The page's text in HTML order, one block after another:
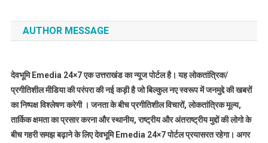
AUTHOR MESSAGE
देवभूमि Emedia 24×7 एक उत्तराखंड का न्यूज पोर्टल है। यह लोकतांत्रिक/
प्रगीतिशील मीडिया की परंपरा की नई कड़ी है जो बिल्कुल नए स्वरूप में जनमुद्दे की खबरों
का निष्पक्ष विश्लेषण करेगी । जनता के बीच प्रगीतिशील विचारों, लोकतांत्रिक मूल्य,
तार्किक क्षमता का प्रसार करना और स्थानीय, राष्ट्रीय और अंतराष्ट्रीय मुद्दों की लोगो के
बीच गहरी समझ बढ़ाने के लिए देवभूमि Emedia 24×7 पोर्टल प्रयासरत रहेगा। अगर